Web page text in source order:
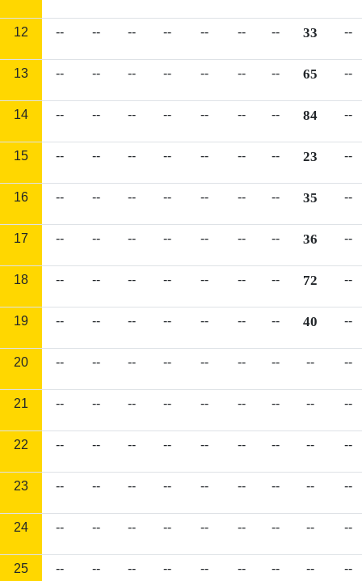
12 -- -- -- -- -- -- -- 33 --
13 -- -- -- -- -- -- -- 65 --
14 -- -- -- -- -- -- -- 84 --
15 -- -- -- -- -- -- -- 23 --
16 -- -- -- -- -- -- -- 35 --
17 -- -- -- -- -- -- -- 36 --
18 -- -- -- -- -- -- -- 72 --
19 -- -- -- -- -- -- -- 40 --
20 -- -- -- -- -- -- -- -- --
21 -- -- -- -- -- -- -- -- --
22 -- -- -- -- -- -- -- -- --
23 -- -- -- -- -- -- -- -- --
24 -- -- -- -- -- -- -- -- --
25 -- -- -- -- -- -- -- -- --